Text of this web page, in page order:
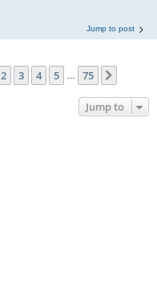
Jump to post
1of 75
2 3 4 5 75
Jump to